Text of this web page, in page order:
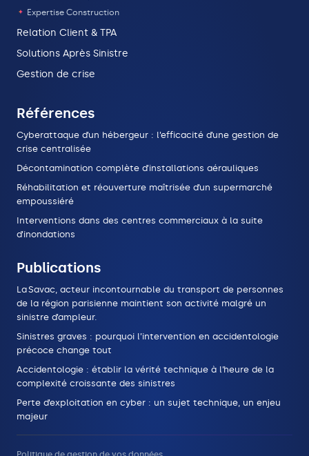
Expertise Construction
Relation Client & TPA
Solutions Après Sinistre
Gestion de crise
Références
Cyberattaque d’un hébergeur : l’efficacité d’une gestion de
crise centralisée
Décontamination complète d’installations aérauliques
Réhabilitation et réouverture maîtrisée d’un supermarché
empoussiéré
Interventions dans des centres commerciaux à la suite
d’inondations
Publications
La Savac, acteur incontournable du transport de personnes
de la région parisienne maintient son activité malgré un
sinistre d’ampleur.
Sinistres graves : pourquoi l’intervention en accidentologie
précoce change tout
Accidentologie : établir la vérité technique à l’heure de la
complexité croissante des sinistres
Perte d’exploitation en cyber : un sujet technique, un enjeu
majeur